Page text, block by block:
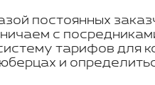
постоянных
с
тарифов для
и